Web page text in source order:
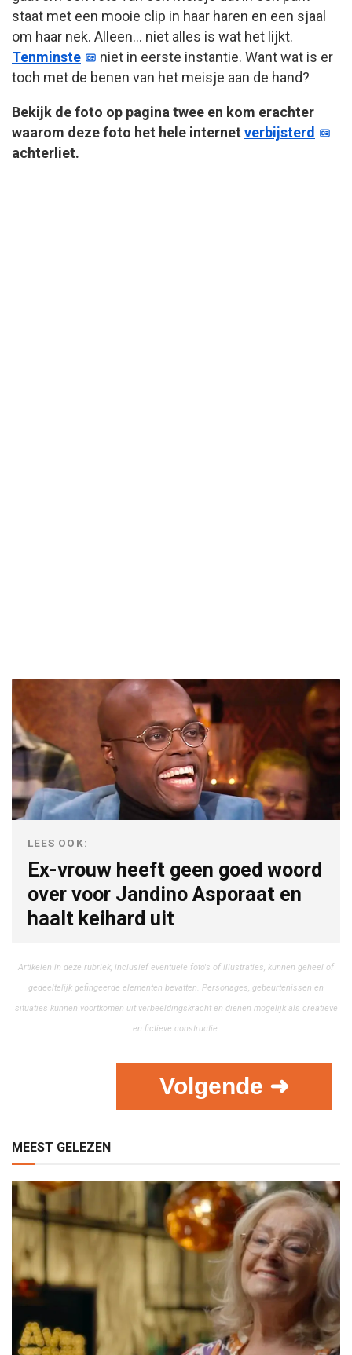
staat met een mooie clip in haar haren en een sjaal
om haar nek. Alleen… niet alles is wat het lijkt.
Tenminste
niet in eerste instantie. Want wat is er
toch met de benen van het meisje aan de hand?
Bekijk de foto op pagina twee en kom erachter
waarom deze foto het hele internet verbijsterd
achterliet.
LEES OOK:
Ex-vrouw heeft geen goed woord
over voor Jandino Asporaat en
haalt keihard uit
Artikelen in deze rubriek, inclusief eventuele foto's of illustraties, kunnen geheel of
gedeeltelijk gefingeerde elementen bevatten. Personages, gebeurtenissen en
situaties kunnen voortkomen uit verbeeldingskracht en dienen mogelijk als creatieve
en fictieve constructie.
Volgende ➜
MEEST GELEZEN